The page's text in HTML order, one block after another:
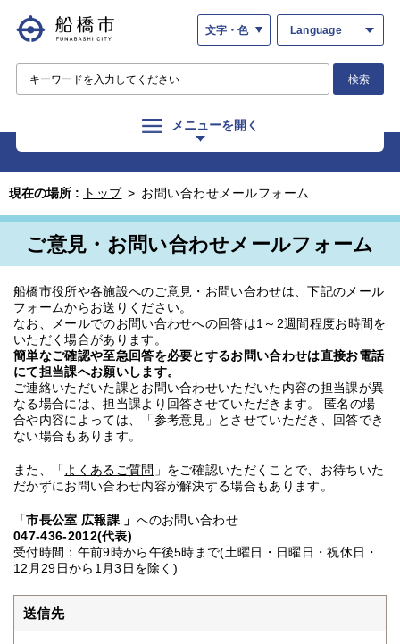
文字・色 Language
検索
メニューを開く
現在の場所 : トップ > お問い合わせメールフォーム
ご意見・お問い合わせメールフォーム
船橋市役所や各施設へのご意見・お問い合わせは、下記のメール
フォームからお送りください。
なお、メールでのお問い合わせへの回答は1～2週間程度お時間を
いただく場合があります。
簡単なご確認や至急回答を必要とするお問い合わせは直接お電話
にて担当課へお願いします。
ご連絡いただいた課とお問い合わせいただいた内容の担当課が異
なる場合には、担当課より回答させていただきます。 匿名の場
合や内容によっては、「参考意見」とさせていただき、回答でき
ない場合もあります。
また、「 よくあるご質問 」をご確認いただくことで、お待ちいた
だかずにお問い合わせ内容が解決する場合もあります。
「市長公室 広報課 」 へのお問い合わせ
047-436-2012(代表)
受付時間：午前9時から午後5時まで(土曜日・日曜日・祝休日・
12月29日から1月3日を除く)
送信先